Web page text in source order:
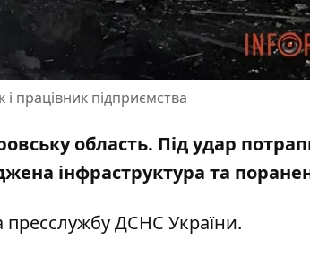
працівник підприємства
область. Під удар
інфраструктура та
пресслужбу ДСНС України.